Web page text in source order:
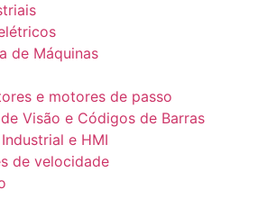
de Máquinas
e motores de passo
Visão e Códigos de Barras
e HMI
de velocidade